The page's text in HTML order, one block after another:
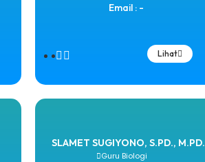
Email : -
Lihat
SLAMET SUGIYONO, S.PD., M.PD.
Guru Biologi